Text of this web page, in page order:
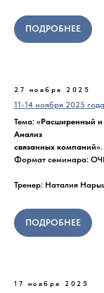
ПОДРОБНЕЕ
27 ноября 2025
11-14 ноября 2025
Тема: «Расширенный и
Анализ
связанных компаний».
Формат семинара:
Тренер: Наталия
ПОДРОБНЕЕ
17 ноября 2025